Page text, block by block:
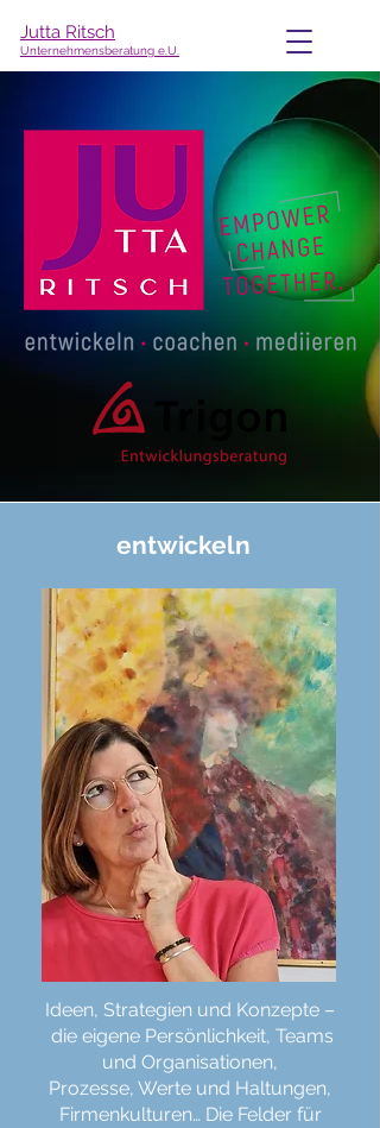
Jutta Ritsch
Unternehmensberatung e.U.
entwickeln
Ideen, Strategien und Konzepte –
die eigene Persönlichkeit, Teams
und Organisationen,
Prozesse, Werte und Haltungen,
Firmenkulturen… Die Felder für